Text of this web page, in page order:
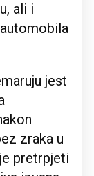
ali i
jest
zraka u
pretrpjeti